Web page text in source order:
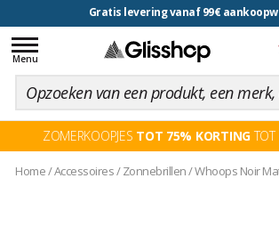
Gratis levering vanaf 99€
voor een 100 dagen inruiling
Toggle
navigation
Menu
ZOMERKOOPJES TOT 75% KORTINGTOT
Home/Accessoires/Zonnebrillen/Whoops Noir